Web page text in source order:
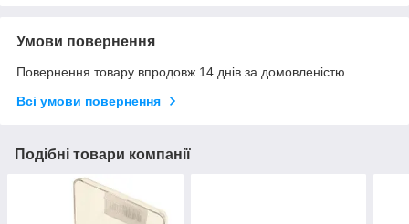
Умови повернення
Повернення товару впродовж 14 днів за домовленістю
Всі умови повернення
Подібні товари компанії